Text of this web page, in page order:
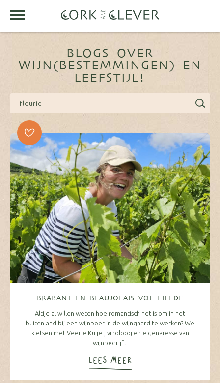
BLOGS OVER
WIJN(BESTEMMINGEN) EN
LEEFSTIJL!
BRABANT EN BEAUJOLAIS VOL LIEFDE
Altijd al willen weten hoe romantisch het is om in het
buitenland bij een wijnboer in de wijngaard te werken? We
kletsen met Veerle Kuijer, vinoloog en eigenaresse van
wijnbedrijf...
LEES MEER